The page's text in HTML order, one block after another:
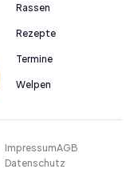
Rassen
Rezepte
Termine
Welpen
ImpressumAGB
Datenschutz